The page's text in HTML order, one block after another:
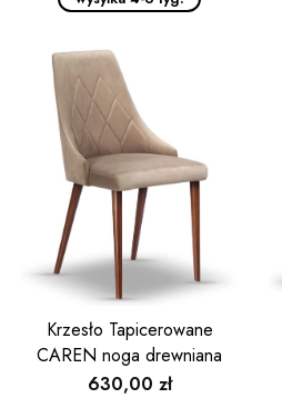
Krzesło Tapicerowane
CAREN noga drewniana
Cena
630,00 zł